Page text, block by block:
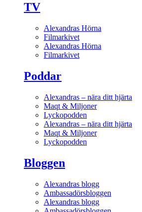
TV
Alexandras Hörna
Filmarkivet
Alexandras Hörna
Filmarkivet
Poddar
Alexandras – nära ditt hjärta
Maqt & Miljoner
Lyckopodden
Alexandras – nära ditt hjärta
Maqt & Miljoner
Lyckopodden
Bloggen
Alexandras blogg
Ambassadörsbloggen
Alexandras blogg